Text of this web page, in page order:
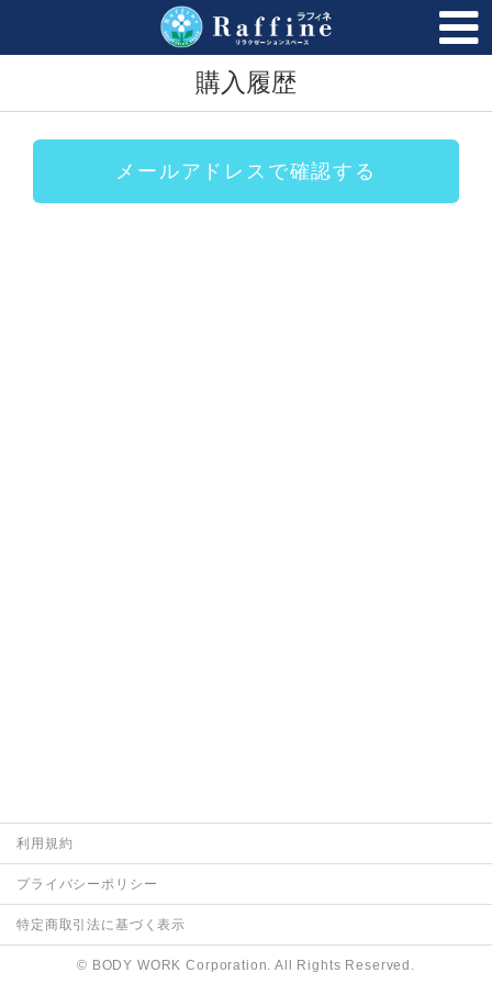
トップページ
法人のお客様
購入履歴
メールアドレスで確認する
利用規約
プライバシーポリシー
特定商取引法に基づく表示
© BODY WORK Corporation. All Rights Reserved.